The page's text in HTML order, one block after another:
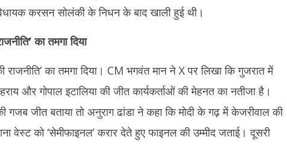
करसन सोलंकी के निधन के बाद खाली हुई थी।
का तमगा दिया
का तमगा दिया। CM भगवंत मान ने X पर लिखा कि गुजरात में
और गोपाल इटालिया की जीत कार्यकर्ताओं की मेहनत का नतीजा है।
जीत बताया तो अनुराग ढांडा ने कहा कि मोदी के गढ़ में केजरीवाल की
वेस्ट को ‘सेमीफाइनल’ करार देते हुए फाइनल की उम्मीद जताई। दूसरी